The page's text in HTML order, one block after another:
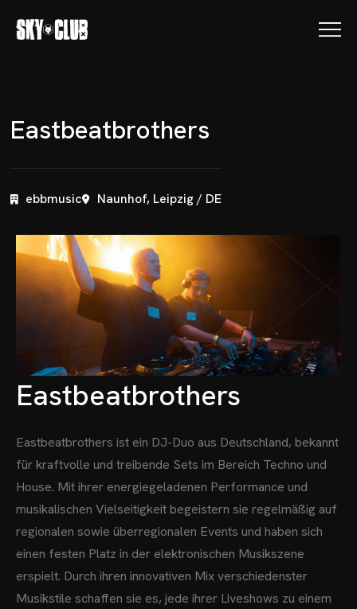
Eastbeatbrothers
ebbmusic Naunhof, Leipzig / DE
Eastbeatbrothers
Eastbeatbrothers ist ein DJ-Duo aus Deutschland, bekannt
für kraftvolle und treibende Sets im Bereich Techno und
House. Mit ihrer energiegeladenen Performance und
musikalischen Vielseitigkeit begeistern sie regelmäßig auf
regionalen sowie überregionalen Events und haben sich
einen festen Platz in der elektronischen Musikszene
erspielt. Durch ihren innovativen Mix verschiedenster
Musikstile schaffen sie es, jede ihrer Liveshows zu einem